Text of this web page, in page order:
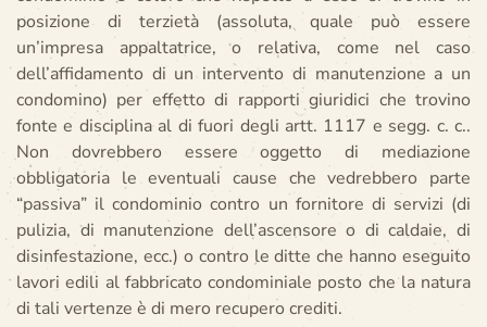
posizione di terzietà (assoluta, quale può essere
un’impresa appaltatrice, o relativa, come nel caso
dell’affidamento di un intervento di manutenzione a un
condomino) per effetto di rapporti giuridici che trovino
fonte e disciplina al di fuori degli artt. 1117 e segg. c. c..
Non dovrebbero essere oggetto di mediazione
obbligatoria le eventuali cause che vedrebbero parte
“passiva” il condominio contro un fornitore di servizi (di
pulizia, di manutenzione dell’ascensore o di caldaie, di
disinfestazione, ecc.) o contro le ditte che hanno eseguito
lavori edili al fabbricato condominiale posto che la natura
di tali vertenze è di mero recupero crediti.